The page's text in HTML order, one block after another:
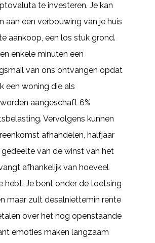
te investeren. Je kan
aan een verbouwing van je huis
aankoop, een los stuk grond.
enkele minuten een
van ons ontvangen opdat
een woning die als
aangeschaft 6%
Vervolgens kunnen
afhandelen, halfjaar
gedeelte van de winst van het
afhankelijk van hoeveel
hebt. Je bent onder de toetsing
maar zult desalniettemin rente
over het nog openstaande
emoties maken langzaam